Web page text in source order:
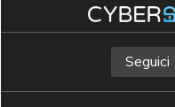
Seguici